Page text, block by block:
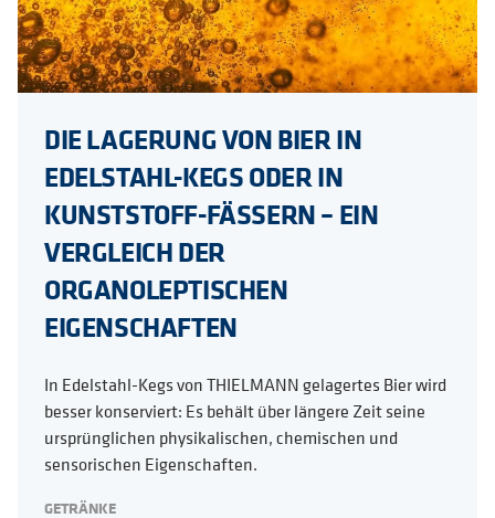
DIE LAGERUNG VON BIER IN
EDELSTAHL-KEGS ODER IN
KUNSTSTOFF-FÄSSERN – EIN
VERGLEICH DER
ORGANOLEPTISCHEN
EIGENSCHAFTEN
In Edelstahl-Kegs von THIELMANN gelagertes Bier wird
besser konserviert: Es behält über längere Zeit seine
ursprünglichen physikalischen, chemischen und
sensorischen Eigenschaften.
GETRÄNKE